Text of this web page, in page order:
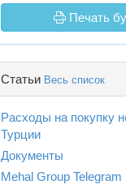
Печать
Статьи Весь список
Расходы на покупку
Турции
Документы
Mehal Group Telegram